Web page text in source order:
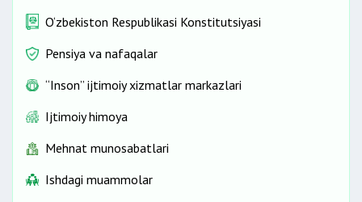
O‘zbekiston Respublikasi Konstitutsiyasi
Pensiya va nafaqalar
“Inson” ijtimoiy xizmatlar markazlari
Ijtimoiy himoya
Mehnat munosabatlari
Ishdagi muammolar